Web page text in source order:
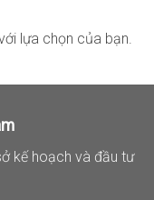
lựa chọn của bạn.
kế hoạch và đầu tư